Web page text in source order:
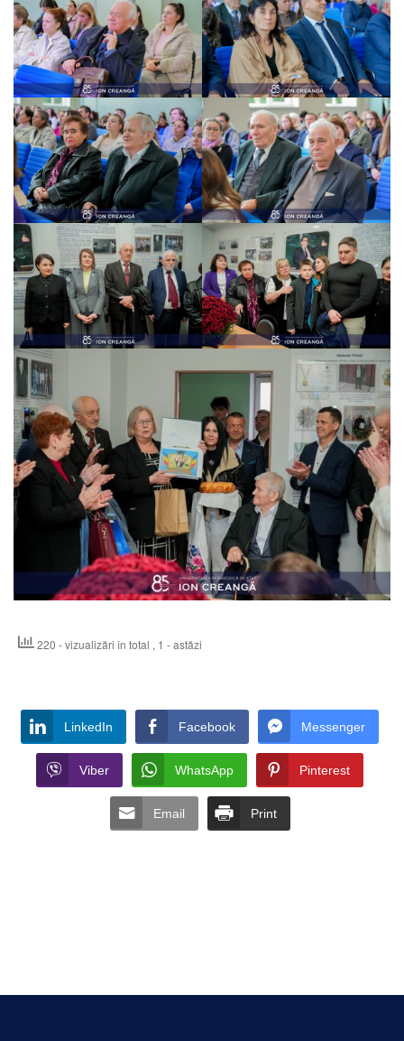
220 - vizualizări în total , 1 - astăzi
LinkedIn Facebook Messenger
Viber WhatsApp Pinterest
Email Print